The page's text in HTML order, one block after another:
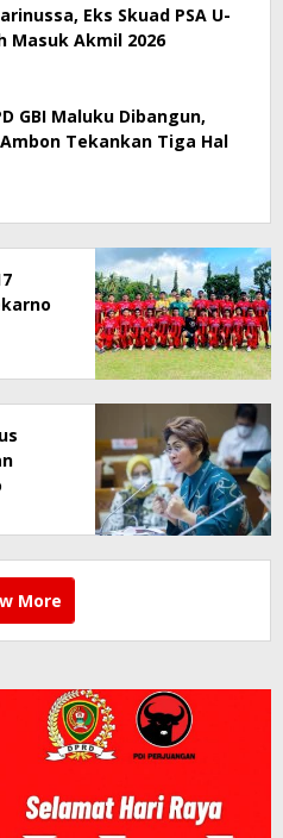
Eks Skuad PSA U-
Masuk Akmil 2026
GBI Maluku Dibangun,
Tekankan Tiga Hal
More